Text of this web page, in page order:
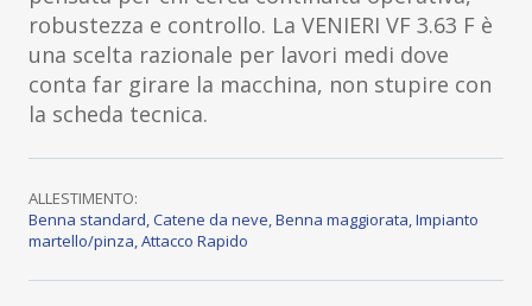
robustezza e controllo. La VENIERI VF 3.63 F è
una scelta razionale per lavori medi dove
conta far girare la macchina, non stupire con
la scheda tecnica.
ALLESTIMENTO:
Benna standard,Catene da neve,Benna maggiorata,Impianto
martello/pinza,Attacco Rapido